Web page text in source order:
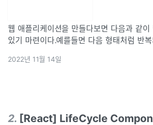
웹 애플리케이션을 만들다보면 다음과 같이
있기 마련이다.예를들면 다음 형태처럼 반
코 효율적인 코드라 보기 어렵고, 관리하는
2022년 11월 14일
2. [React] LifeCycle